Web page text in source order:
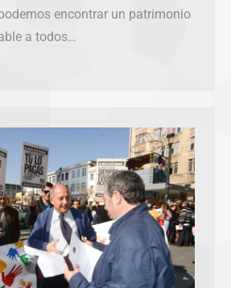
encontrar un patrimonio
a todos…